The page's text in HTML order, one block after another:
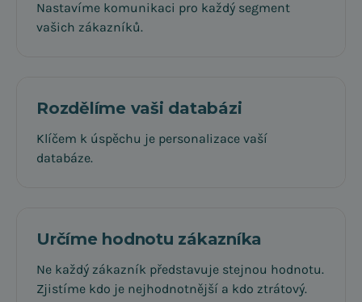
Nastavíme komunikaci pro každý segment
vašich zákazníků.
Rozdělíme vaši databázi
Klíčem k úspěchu je personalizace vaší
databáze.
Určíme hodnotu zákazníka
Ne každý zákazník představuje stejnou hodnotu.
Zjistíme kdo je nejhodnotnější a kdo ztrátový.